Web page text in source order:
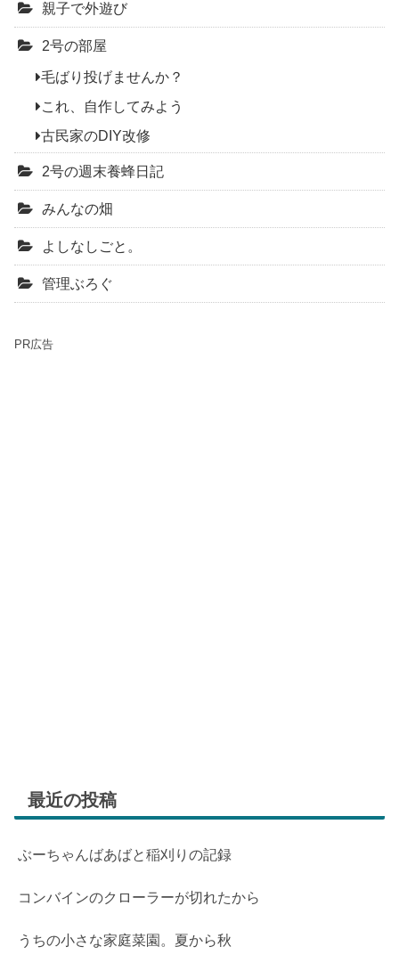
親子で外遊び
2号の部屋
毛ばり投げませんか？
これ、自作してみよう
古民家のDIY改修
2号の週末養蜂日記
みんなの畑
よしなしごと。
管理ぶろぐ
PR広告
最近の投稿
ぶーちゃんばあばと稲刈りの記録
コンバインのクローラーが切れたから
うちの小さな家庭菜園。夏から秋